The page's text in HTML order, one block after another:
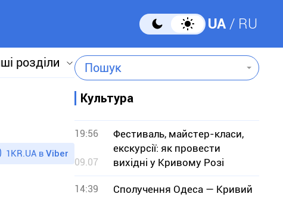
UA RU
розділи Пошук
1KR.UA в Viber
Культура
19:56
09.07
Фестиваль, майстер-класи,
екскурсії: як провести
вихідні у Кривому Розі
14:39
Сполучення Одеса — Кривий